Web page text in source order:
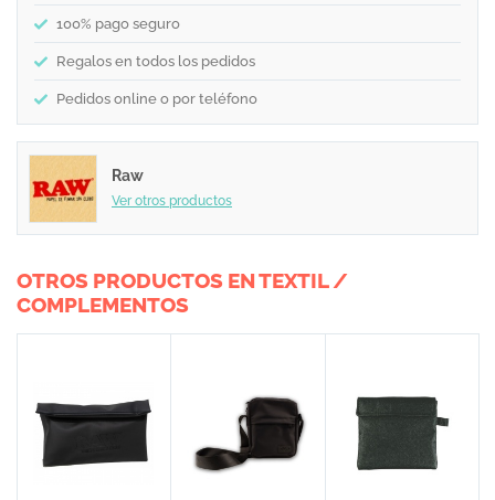
100% pago seguro
Regalos en todos los pedidos
Pedidos online o por teléfono
Raw
Ver otros productos
OTROS PRODUCTOS EN TEXTIL /
COMPLEMENTOS